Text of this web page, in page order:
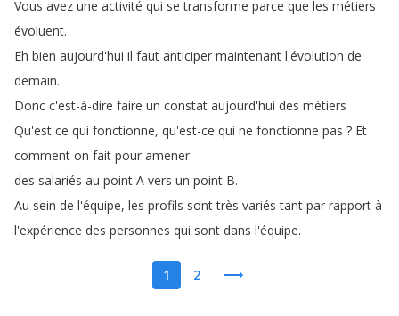
Vous avez une activité qui se transforme parce que les métiers
évoluent.
Eh bien aujourd'hui il faut anticiper maintenant l'évolution de
demain.
Donc c'est-à-dire faire un constat aujourd'hui des métiers
Qu'est ce qui fonctionne, qu'est-ce qui ne fonctionne pas ? Et
comment on fait pour amener
des salariés au point A vers un point B.
Au sein de l'équipe, les profils sont très variés tant par rapport à
l'expérience des personnes qui sont dans l'équipe.
1 2